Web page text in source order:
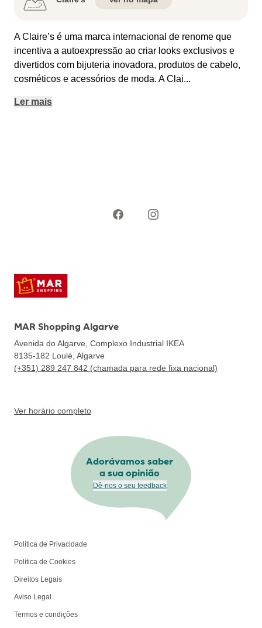
A Claire’s é uma marca internacional de renome que
incentiva a autoexpressão ao criar looks exclusivos e
divertidos com bijuteria inovadora, produtos de cabelo,
cosméticos e acessórios de moda. A Clai...
Ler mais
MAR Shopping Algarve
Avenida do Algarve, Complexo Industrial IKEA
8135-182 Loulé, Algarve
(+351) 289 247 842 (chamada para rede fixa nacional)
Ver horário completo
Adorávamos saber
a sua opinião
Dê-nos o seu feedback
Política de Privacidade
Política de Cookies
Direitos Legais
Aviso Legal
Termos e condições